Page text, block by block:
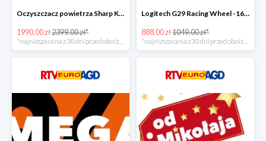
Oczyszczacz powietrza Sharp KC-D60EUW w super cenie
1990.00 zł2399.00 zł*
*najniższa cena z 30 dni przed obniżką
Logitech G29 Racing Wheel -16zł
888.00 zł1049.00 zł*
*najniższa cena z 30 dni przed obniżką